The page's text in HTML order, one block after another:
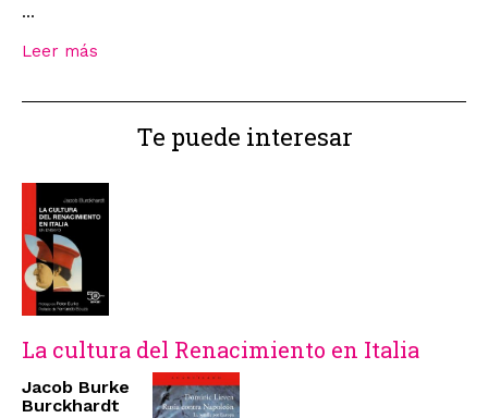
...
Leer más
Te puede interesar
La cultura del Renacimiento en Italia
Jacob Burke
Burckhardt